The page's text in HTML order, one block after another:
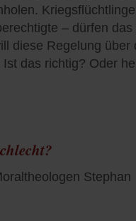
– dürfen das
diese Regelung über
das richtig? Oder
Stephan